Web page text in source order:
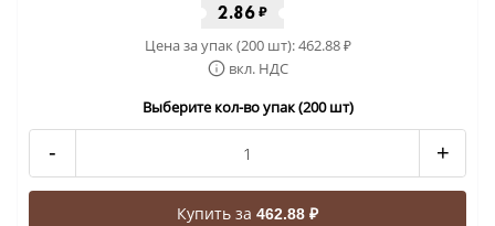
2.86 ₽
Цена за упак (200 шт):462.88₽
вкл. НДС
Выберите кол-во упак (200 шт)
- +
Купить за 462.88 ₽